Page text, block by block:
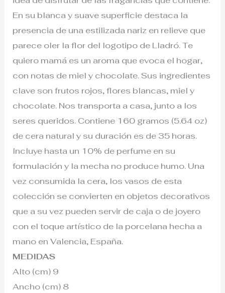
En su blanca y suave superficie destaca la
presencia de una estilizada nariz en relieve que
parece oler la flor del logotipo de Lladró. Te
quiero mamá es un aroma que evoca el hogar,
con notas de miel y chocolate. Sus ingredientes
clave son frutos rojos, flores blancas, miel y
chocolate. Nos transporta a casa, junto a los
seres queridos. Contiene 160 gramos (5.64 oz)
de cera natural y su duración es de 35 horas.
Incluye hasta un 10% de perfume en su
formulación y la mecha no produce humo. Una
vez consumida la cera, los vasos de esta
colección se convierten en objetos decorativos
que a su vez pueden servir de caja o de joyero
con el toque artístico de la porcelana hecha a
mano en Valencia, España.
MEDIDAS
Alto (cm) 9
Ancho (cm) 8